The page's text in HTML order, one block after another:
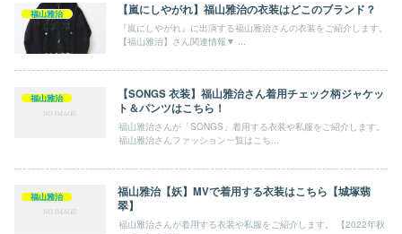
福山雅治 【嵐にしやがれ】福山雅治の衣装はどこのブランド？
『嵐にしやがれ』に出演する福山雅治さんの衣装をご紹介します。
【福山雅治】さん関連情報▼ ...
福山雅治
【SONGS 衣装】福山雅治さん着用チェック柄ジャケッ
ト＆パンツはこちら！
福山雅治さんが「SONGS」着用する衣装や私服をご紹介します。
福山雅治さんファッション一覧はこち...
福山雅治
福山雅治【妖】MVで着用する衣装はこちら【城塚翡
翠】
福山雅治さんが着用する衣装や私服をご紹介します。 【2022年秋